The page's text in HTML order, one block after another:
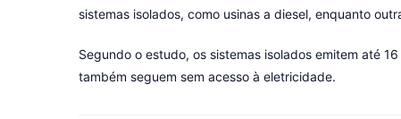
sistemas isolados, como usinas a diesel, enquanto
Segundo o estudo, os sistemas isolados emitem até
também seguem sem acesso à eletricidade.